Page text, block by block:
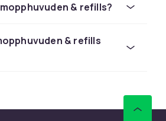
& refills?
& refills